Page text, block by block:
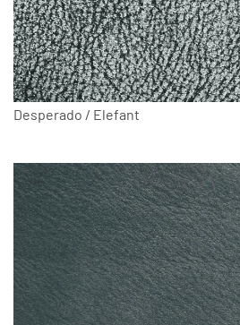
Desperado / Elefant